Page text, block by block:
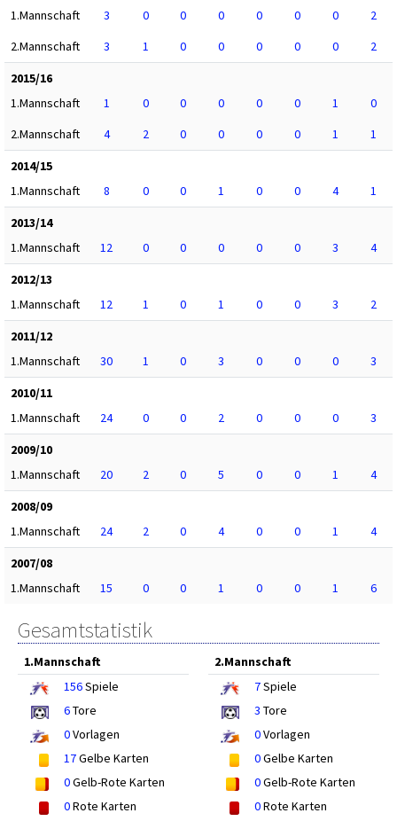
1.Mannschaft
3 0 0 0 0 0 0
2
2.Mannschaft
3 1 0 0 0 0 0
2
2015/16
1.Mannschaft
1 0 0 0 0 0 1
0
2.Mannschaft
4 2 0 0 0 0 1
1
2014/15
1.Mannschaft
8 0 0 1 0 0 4
1
2013/14
1.Mannschaft
12 0 0 0 0 0 3
4
2012/13
1.Mannschaft
12 1 0 1 0 0 3
2
2011/12
1.Mannschaft
30 1 0 3 0 0 0
3
2010/11
1.Mannschaft
24 0 0 2 0 0 0
3
2009/10
1.Mannschaft
20 2 0 5 0 0 1
4
2008/09
1.Mannschaft
24 2 0 4 0 0 1
4
2007/08
1.Mannschaft
15 0 0 1 0 0 1 6
Gesamtstatistik
1.Mannschaft
156Spiele
6Tore
0Vorlagen
17Gelbe Karten
0Gelb-Rote Karten
0Rote Karten
2.Mannschaft
7Spiele
3 Tore
0Vorlagen
0Gelbe Karten
0Gelb-Rote Karten
0Rote Karten